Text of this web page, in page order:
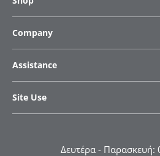
Company
Assistance
Site Use
Δευτέρα - Παρασκευή: